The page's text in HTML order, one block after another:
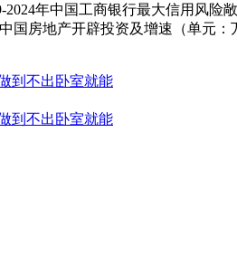
2024年中国工商银行最大信用风
国房地产开辟投资及增速（单元
到不出卧室就能
到不出卧室就能